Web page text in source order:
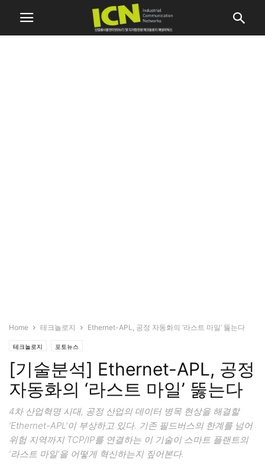
Home 테크놀로지 Ethernet-APL, 공정 자동화의 ‘라스트 마일’ 뚫는다
테크놀로지 포토뉴스
[기술분석] Ethernet-APL, 공정
자동화의 ‘라스트 마일’ 뚫는다
4차 산업혁명 시대, 공정 산업의 데이터 병목 현상을 해결할
‘Ethernet-APL’이 부상하고 있다. 기존 필드버스의 한계를 넘어
위험 지역까지 TCP/IP를 연결하는 이 기술이 스마트 플랜트의
‘라스트 마일’을 어떻게 혁신하는지 짚어본다.